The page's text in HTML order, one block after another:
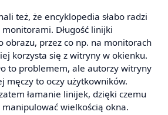
też, że encyklopedia słabo radzi
Długość linijki
obrazu, przez co np. na monitorach
korzysta się z witryny w okienku.
to problemem, ale autorzy witryny
męczy to oczy użytkowników.
łamanie linijek, dzięki czemu
wielkością okna.